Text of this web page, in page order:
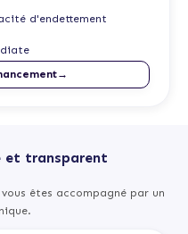
d'endettement
et transparent
êtes accompagné par un